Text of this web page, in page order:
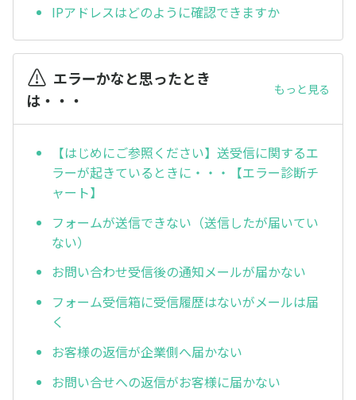
IPアドレスはどのように確認できますか
エラーかなと思ったとき
は・・・
もっと見る
【はじめにご参照ください】送受信に関するエ
ラーが起きているときに・・・【エラー診断チ
ャート】
フォームが送信できない（送信したが届いてい
ない）
お問い合わせ受信後の通知メールが届かない
フォーム受信箱に受信履歴はないがメールは届
く
お客様の返信が企業側へ届かない
お問い合せへの返信がお客様に届かない